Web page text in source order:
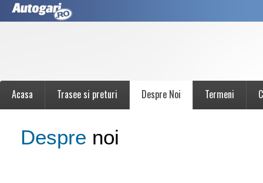
Acasa Trasee si preturi Despre Noi Termeni
Despre noi